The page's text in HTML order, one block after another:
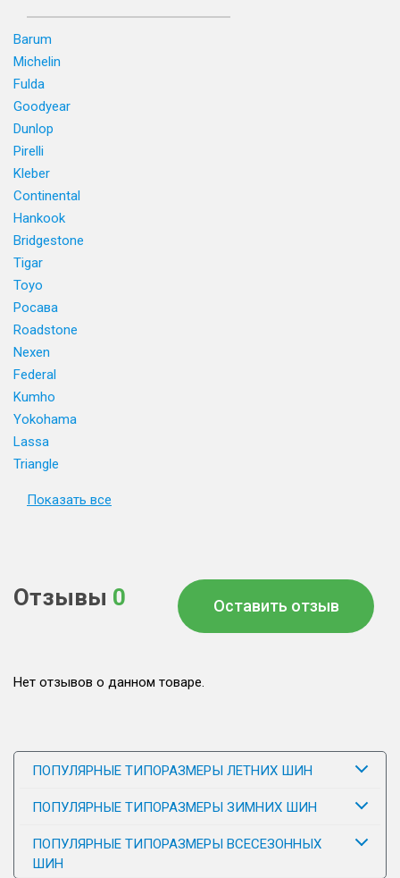
Barum
Michelin
Fulda
Goodyear
Dunlop
Pirelli
Kleber
Continental
Hankook
Bridgestone
Tigar
Toyo
Росава
Roadstone
Nexen
Federal
Kumho
Yokohama
Lassa
Triangle
Показать все
Отзывы 0 Оставить отзыв
Нет отзывов о данном товаре.
ПОПУЛЯРНЫЕ ТИПОРАЗМЕРЫ ЛЕТНИХ ШИН
ПОПУЛЯРНЫЕ ТИПОРАЗМЕРЫ ЗИМНИХ ШИН
ПОПУЛЯРНЫЕ ТИПОРАЗМЕРЫ ВСЕСЕЗОННЫХ
ШИН